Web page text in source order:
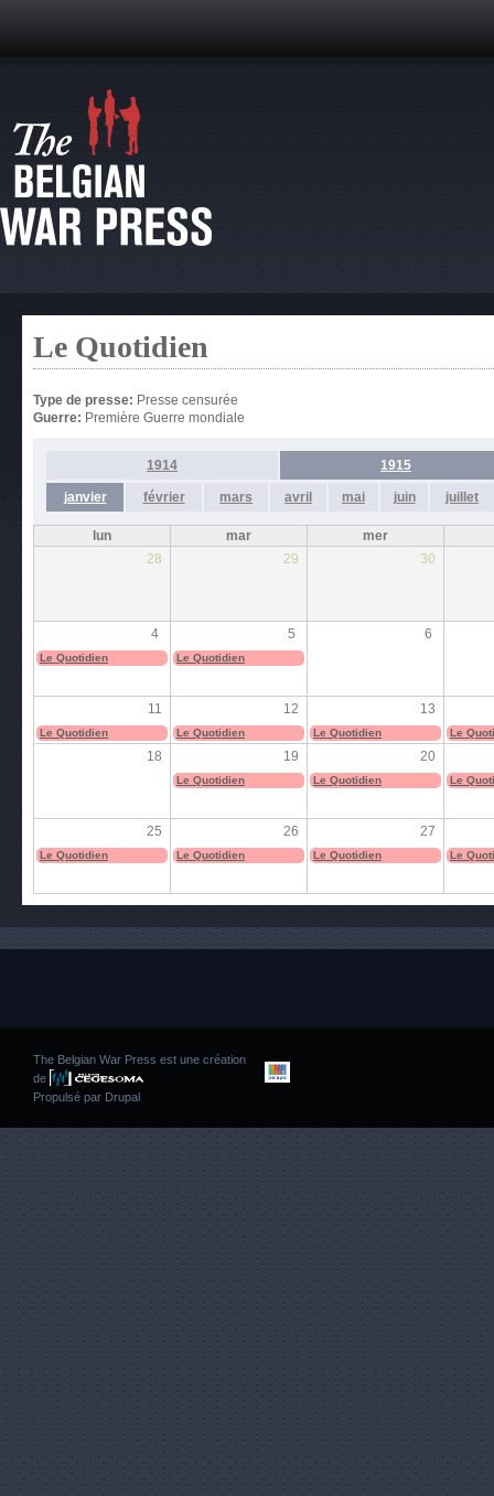
Le Quotidien
Type de presse: Presse censurée
Guerre: Première Guerre mondiale
1914 1915
janvier février mars avril mai juin juillet
lun mar
mer
28
29 30
4 5 6
Le Quotidien Le Quotidien
11 12 13
Le Quotidien Le Quotidien Le Quotidien Le
18 19 20
Le Quotidien Le Quotidien Le
25 26 27
Le Quotidien Le Quotidien Le Quotidien Le
The Belgian War Press est une création
de
Propulsé par Drupal